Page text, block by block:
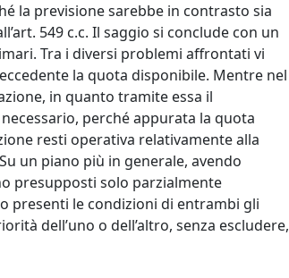
la previsione sarebbe in contrasto sia
549 c.c. Il saggio si conclude con un
Tra i diversi problemi affrontati vi
la quota disponibile. Mentre nel
in quanto tramite essa il
perché appurata la quota
resti operativa relativamente alla
un piano più in generale, avendo
presupposti solo parzialmente
presenti le condizioni di entrambi gli
dell’uno o dell’altro, senza escludere,